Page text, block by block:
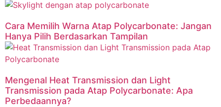
Cara Memilih Warna Atap Polycarbonate: Jangan
Hanya Pilih Berdasarkan Tampilan
Mengenal Heat Transmission dan Light
Transmission pada Atap Polycarbonate: Apa
Perbedaannya?